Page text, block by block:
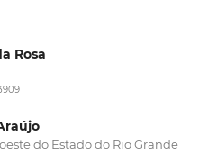
Rosa
do Estado do Rio Grande